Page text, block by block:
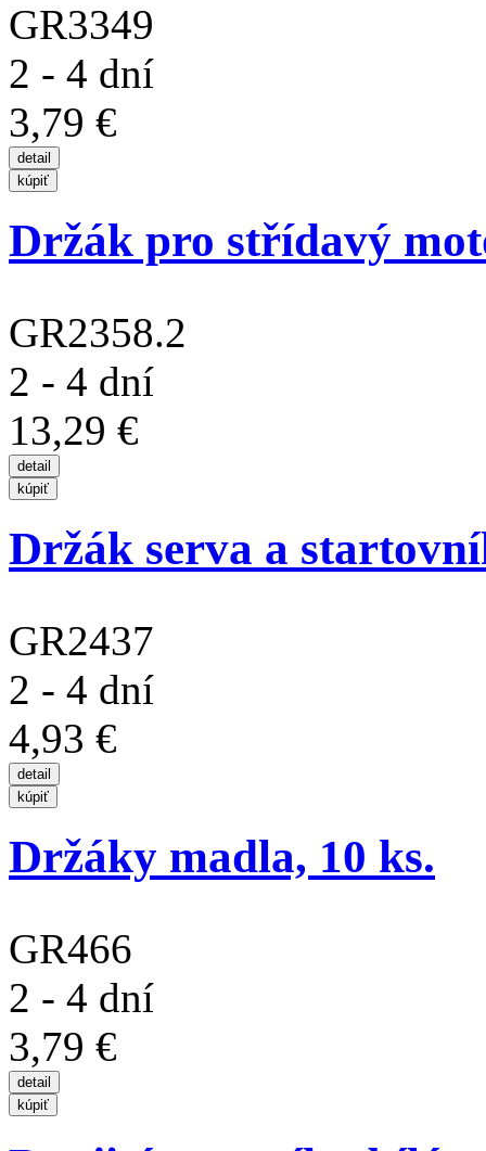
GR3349
2 - 4 dní
3,79 €
Držák pro střídavý
GR2358.2
2 - 4 dní
13,29 €
Držák serva a
GR2437
2 - 4 dní
4,93 €
Držáky madla, 10 ks.
GR466
2 - 4 dní
3,79 €